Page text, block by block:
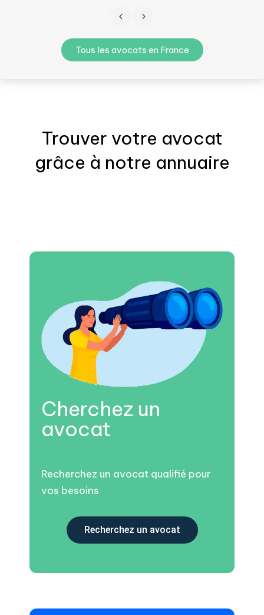
Tous les avocats en France
Trouver votre avocat
grâce à notre annuaire
Cherchez un
avocat
Recherchez un avocat qualifié pour
vos besoins
Recherchez un avocat